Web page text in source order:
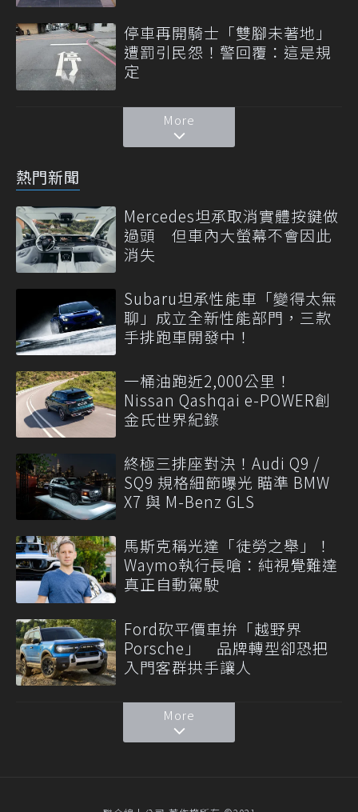
停車再開騎士「雙腳未著地」
遭罰引民怨！警回覆：這是規
定
More
熱門新聞
Mercedes坦承取消實體按鍵做
過頭 但車內大螢幕不會因此
消失
Subaru坦承性能車「變得太無
聊」成立全新性能部門，三款
手排跑車開發中！
一桶油跑近2,000公里！
Nissan Qashqai e-POWER創
金氏世界紀錄
終極三排座對決！Audi Q9 /
SQ9 規格細節曝光 瞄準 BMW
X7 與 M-Benz GLS
馬斯克稱光達「徒勞之舉」！
Waymo執行長嗆：純視覺難達
真正自動駕駛
Ford砍平價車拚「越野界
Porsche」 品牌轉型卻恐把
入門客群拱手讓人
More